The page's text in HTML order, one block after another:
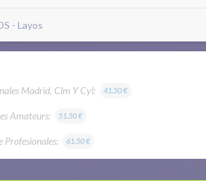
- Layos
Madrid, Clm Y Cyl: 41.50 €
Amateurs: 51.50 €
Profesionales: 61.50 €